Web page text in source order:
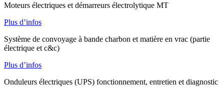
Moteurs électriques et démarreurs électrolytique MT
Plus d’infos
Système de convoyage à bande charbon et matière en vrac (partie
électrique et c&c)
Plus d’infos
Onduleurs électriques (UPS) fonctionnement, entretien et diagnostic